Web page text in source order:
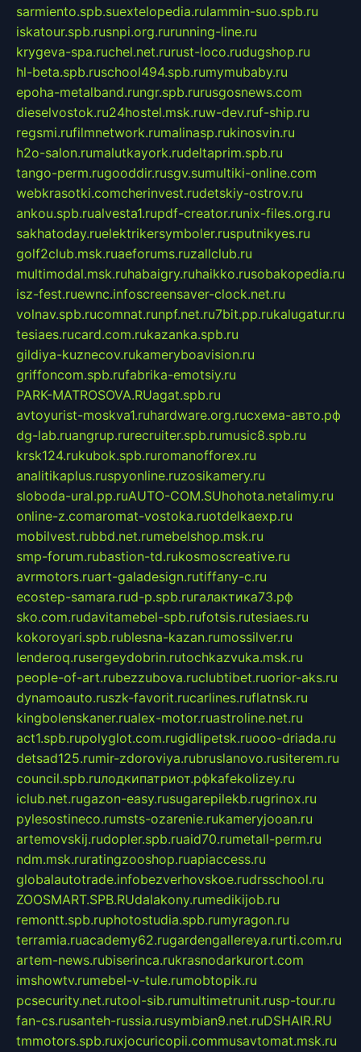
sarmiento.spb.suextelopedia.rulammin-suo.spb.ru
iskatour.spb.rusnpi.org.rurunning-line.ru
krygeva-spa.ruchel.net.rurust-loco.rudugshop.ru
hl-beta.spb.ruschool494.spb.rumymubaby.ru
epoha-metalband.rungr.spb.rurusgosnews.com
dieselvostok.ru24hostel.msk.ruw-dev.ruf-ship.ru
regsmi.rufilmnetwork.rumalinasp.rukinosvin.ru
h2o-salon.rumalutkayork.rudeltaprim.spb.ru
tango-perm.rugooddir.rusgv.sumultiki-online.com
webkrasotki.comcherinvest.rudetskiy-ostrov.ru
ankou.spb.rualvesta1.rupdf-creator.runix-files.org.ru
sakhatoday.ruelektrikersymboler.rusputnikyes.ru
golf2club.msk.ruaeforums.ruzallclub.ru
multimodal.msk.ruhabaigry.ruhaikko.rusobakopedia.ru
isz-fest.ruewnc.infoscreensaver-clock.net.ru
volnav.spb.rucomnat.runpf.net.ru7bit.pp.rukalugatur.ru
tesiaes.rucard.com.rukazanka.spb.ru
gildiya-kuznecov.rukameryboavision.ru
griffoncom.spb.rufabrika-emotsiy.ru
PARK-MATROSOVA.RUagat.spb.ru
avtoyurist-moskva1.ruhardware.org.ruсхема-авто.рф
dg-lab.ruangrup.rurecruiter.spb.rumusic8.spb.ru
krsk124.rukubok.spb.ruromanofforex.ru
analitikaplus.ruspyonline.ruzosikamery.ru
sloboda-ural.pp.ruAUTO-COM.SUhohota.netalimy.ru
online-z.comaromat-vostoka.ruotdelkaexp.ru
mobilvest.rubbd.net.rumebelshop.msk.ru
smp-forum.rubastion-td.rukosmoscreative.ru
avrmotors.ruart-galadesign.rutiffany-c.ru
ecostep-samara.rud-p.spb.ruгалактика73.рф
sko.com.rudavitamebel-spb.rufotsis.rutesiaes.ru
kokoroyari.spb.rublesna-kazan.rumossilver.ru
lenderoq.rusergeydobrin.rutochkazvuka.msk.ru
people-of-art.rubezzubova.ruclubtibet.ruorior-aks.ru
dynamoauto.ruszk-favorit.rucarlines.ruflatnsk.ru
kingbolenskaner.rualex-motor.ruastroline.net.ru
act1.spb.rupolyglot.com.rugidlipetsk.ruooo-driada.ru
detsad125.rumir-zdoroviya.rubruslanovo.rusiterem.ru
council.spb.ruлодкипатриот.рфkafekolizey.ru
iclub.net.rugazon-easy.rusugarepilekb.rugrinox.ru
pylesostineco.rumsts-ozarenie.rukameryjooan.ru
artemovskij.rudopler.spb.ruaid70.rumetall-perm.ru
ndm.msk.ruratingzooshop.ruapiaccess.ru
globalautotrade.infobezverhovskoe.rudrsschool.ru
ZOOSMART.SPB.RUdalakony.rumedikijob.ru
remontt.spb.ruphotostudia.spb.rumyragon.ru
terramia.ruacademy62.rugardengallereya.rurti.com.ru
artem-news.rubiserinca.rukrasnodarkurort.com
imshowtv.rumebel-v-tule.rumobtopik.ru
pcsecurity.net.rutool-sib.rumultimetrunit.rusp-tour.ru
fan-cs.rusanteh-russia.rusymbian9.net.ruDSHAIR.RU
tmmotors.spb.ruxjocuricopii.commusavtomat.msk.ru